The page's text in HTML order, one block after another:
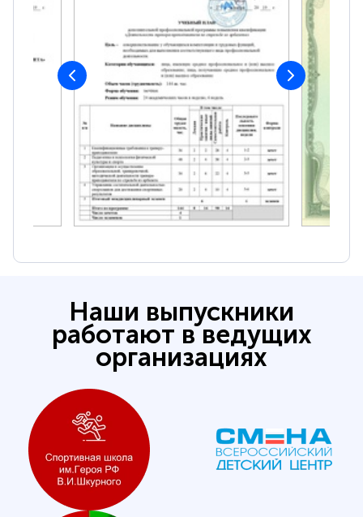
Наши выпускники
работают в ведущих
организациях